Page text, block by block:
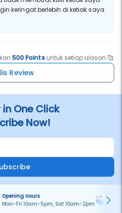
keringat berlebih di ketiak saya
500 Pointsuntuk setiap ulasan 🥰
Review
in One Click
Now!
Opening Hours
Mon–Fri 10am–5pm, Sat 10am–2pm